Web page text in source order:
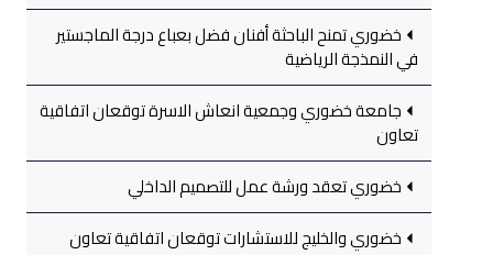
خضوري تمنح الباحثة أفنان فضل بعباع درجة الماجستير
في النمذجة الرياضية
جامعة خضوري وجمعية انعاش الاسرة توقعان اتفاقية
تعاون
خضوري تعقد ورشة عمل للتصميم الداخلي
خضوري والخليج للاستشارات توقعان اتفاقية تعاون